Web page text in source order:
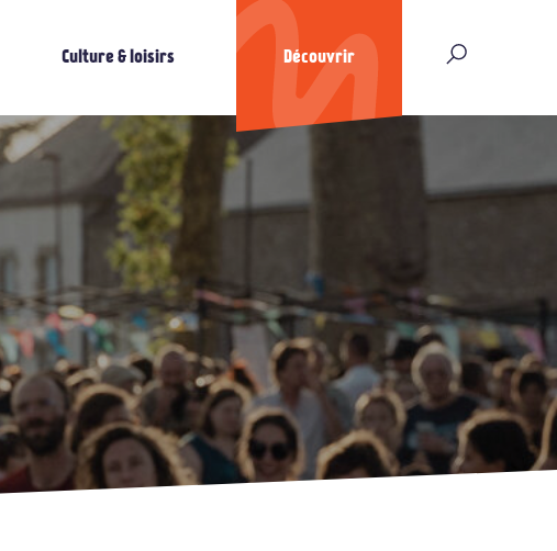
Culture & loisirs Découvrir